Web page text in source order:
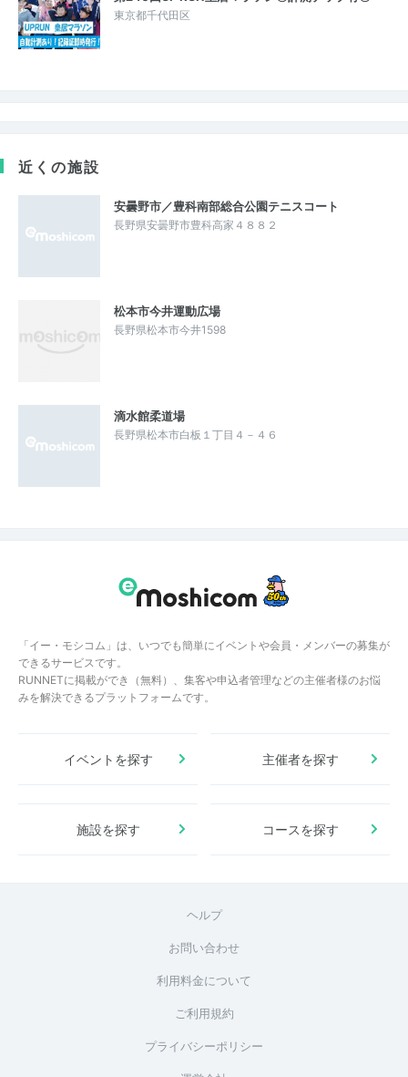
東京都千代田区
近くの施設
安曇野市／豊科南部総合公園テニスコート
長野県安曇野市豊科高家４８８２
松本市今井運動広場
長野県松本市今井1598
滴水館柔道場
長野県松本市白板１丁目４－４６
「イー・モシコム」は、いつでも簡単にイベントや会員・メンバーの募集が
できるサービスです。
RUNNETに掲載ができ（無料）、集客や申込者管理などの主催者様のお悩
みを解決できるプラットフォームです。
イベントを探す 主催者を探す
施設を探す コースを探す
ヘルプ
お問い合わせ
利用料金について
ご利用規約
プライバシーポリシー